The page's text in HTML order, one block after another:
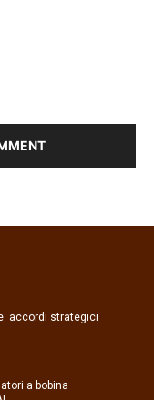
accordi strategici
a bobina